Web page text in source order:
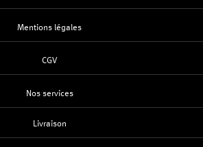
Mentions légales
CGV
Nos services
Livraison